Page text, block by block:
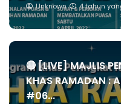
Unknown 4 tahun
🔴 [LIVE] MAJLIS
KHAS RAMADAN :
#06...